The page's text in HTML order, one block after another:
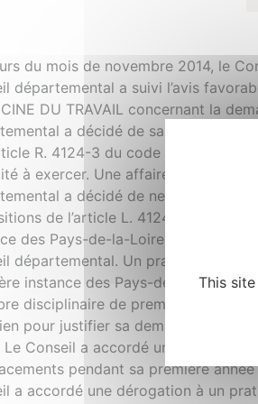
du mois de novembre 2014, le
départemental a suivi l’avis
DU TRAVAIL concernant la
a décidé de saisir le
R. 4124-3 du code de la santé
à exercer. Une affaire
a décidé de ne pas saisir
de l’article L. 4124-2 du code
des Pays-de-la-Loire a
départemental. Un praticien a
instance des Pays-de-la-Loire.
disciplinaire de première
pour justifier sa demande de
Le Conseil a accordé une
pendant sa première
a accordé une dérogation à un
This